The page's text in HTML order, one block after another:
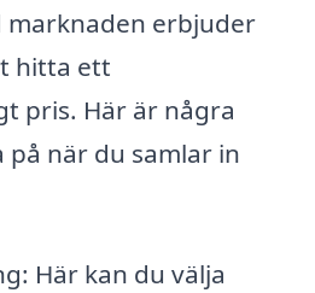
marknaden erbjuder
hitta ett
pris. Här är några
när du samlar in
Här kan du välja